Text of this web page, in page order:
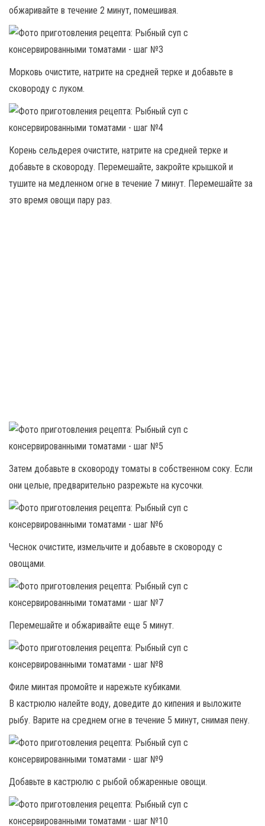
обжаривайте в течение 2 минут, помешивая.
Морковь очистите, натрите на средней терке и добавьте в
сковороду с луком.
Корень сельдерея очистите, натрите на средней терке и
добавьте в сковороду. Перемешайте, закройте крышкой и
тушите на медленном огне в течение 7 минут. Перемешайте за
это время овощи пару раз.
Затем добавьте в сковороду томаты в собственном соку. Если
они целые, предварительно разрежьте на кусочки.
Чеснок очистите, измельчите и добавьте в сковороду с
овощами.
Перемешайте и обжаривайте еще 5 минут.
Филе минтая промойте и нарежьте кубиками.
В кастрюлю налейте воду, доведите до кипения и выложите
рыбу. Варите на среднем огне в течение 5 минут, снимая пену.
Добавьте в кастрюлю с рыбой обжаренные овощи.